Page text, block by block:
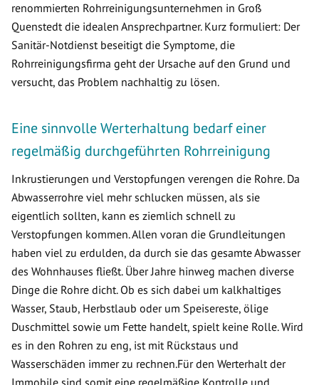
renommierten Rohrreinigungsunternehmen in Groß
Quenstedt die idealen Ansprechpartner. Kurz formuliert: Der
Sanitär-Notdienst beseitigt die Symptome, die
Rohrreinigungsfirma geht der Ursache auf den Grund und
versucht, das Problem nachhaltig zu lösen.
Eine sinnvolle Werterhaltung bedarf einer
regelmäßig durchgeführten Rohrreinigung
Inkrustierungen und Verstopfungen verengen die Rohre. Da
Abwasserrohre viel mehr schlucken müssen, als sie
eigentlich sollten, kann es ziemlich schnell zu
Verstopfungen kommen. Allen voran die Grundleitungen
haben viel zu erdulden, da durch sie das gesamte Abwasser
des Wohnhauses fließt. Über Jahre hinweg machen diverse
Dinge die Rohre dicht. Ob es sich dabei um kalkhaltiges
Wasser, Staub, Herbstlaub oder um Speisereste, ölige
Duschmittel sowie um Fette handelt, spielt keine Rolle. Wird
es in den Rohren zu eng, ist mit Rückstaus und
Wasserschäden immer zu rechnen.Für den Werterhalt der